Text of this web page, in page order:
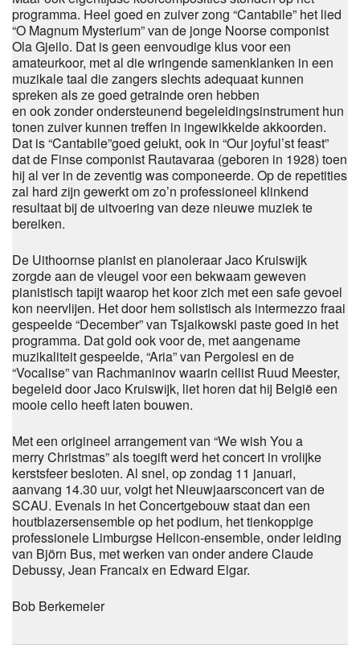
programma. Heel goed en zuiver zong “Cantabile” het lied
“O Magnum Mysterium” van de jonge Noorse componist
Ola Gjeilo. Dat is geen eenvoudige klus voor een
amateurkoor, met al die wringende samenklanken in een
muzikale taal die zangers slechts adequaat kunnen
spreken als ze goed getrainde oren hebben
en ook zonder ondersteunend begeleidingsinstrument hun
tonen zuiver kunnen treffen in ingewikkelde akkoorden.
Dat is “Cantabile”goed gelukt, ook in “Our joyful’st feast”
dat de Finse componist Rautavaraa (geboren in 1928) toen
hij al ver in de zeventig was componeerde. Op de repetities
zal hard zijn gewerkt om zo’n professioneel klinkend
resultaat bij de uitvoering van deze nieuwe muziek te
bereiken.
De Uithoornse pianist en pianoleraar Jaco Kruiswijk
zorgde aan de vleugel voor een bekwaam geweven
pianistisch tapijt waarop het koor zich met een safe gevoel
kon neervlijen. Het door hem solistisch als intermezzo fraai
gespeelde “December” van Tsjaikowski paste goed in het
programma. Dat gold ook voor de, met aangename
muzikaliteit gespeelde, “Aria” van Pergolesi en de
“Vocalise” van Rachmaninov waarin cellist Ruud Meester,
begeleid door Jaco Kruiswijk, liet horen dat hij België een
mooie cello heeft laten bouwen.
Met een origineel arrangement van “We wish You a
merry Christmas” als toegift werd het concert in vrolijke
kerstsfeer besloten. Al snel, op zondag 11 januari,
aanvang 14.30 uur, volgt het Nieuwjaarsconcert van de
SCAU. Evenals in het Concertgebouw staat dan een
houtblazersensemble op het podium, het tienkoppige
professionele Limburgse Helicon-ensemble, onder leiding
van Björn Bus, met werken van onder andere Claude
Debussy, Jean Francaix en Edward Elgar.
Bob Berkemeier